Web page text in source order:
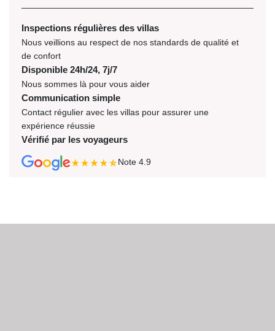
Inspections régulières des villas
Nous veillions au respect de nos standards de qualité et
de confort
Disponible 24h/24, 7j/7
Nous sommes là pour vous aider
Communication simple
Contact régulier avec les villas pour assurer une
expérience réussie
Vérifié par les voyageurs
Note 4.9